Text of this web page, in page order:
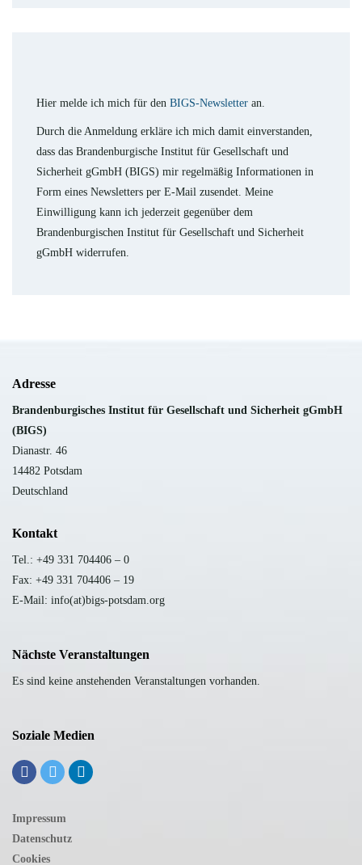
Hier melde ich mich für den BIGS-Newsletter an.
Durch die Anmeldung erkläre ich mich damit einverstanden,
dass das Brandenburgische Institut für Gesellschaft und
Sicherheit gGmbH (BIGS) mir regelmäßig Informationen in
Form eines Newsletters per E-Mail zusendet. Meine
Einwilligung kann ich jederzeit gegenüber dem
Brandenburgischen Institut für Gesellschaft und Sicherheit
gGmbH widerrufen.
Adresse
Brandenburgisches Institut für Gesellschaft und Sicherheit gGmbH
(BIGS)
Dianastr. 46
14482 Potsdam
Deutschland
Kontakt
Tel.: +49 331 704406 – 0
Fax: +49 331 704406 – 19
E-Mail: info(at)bigs-potsdam.org
Nächste Veranstaltungen
Es sind keine anstehenden Veranstaltungen vorhanden.
Soziale Medien
Impressum
Datenschutz
Cookies